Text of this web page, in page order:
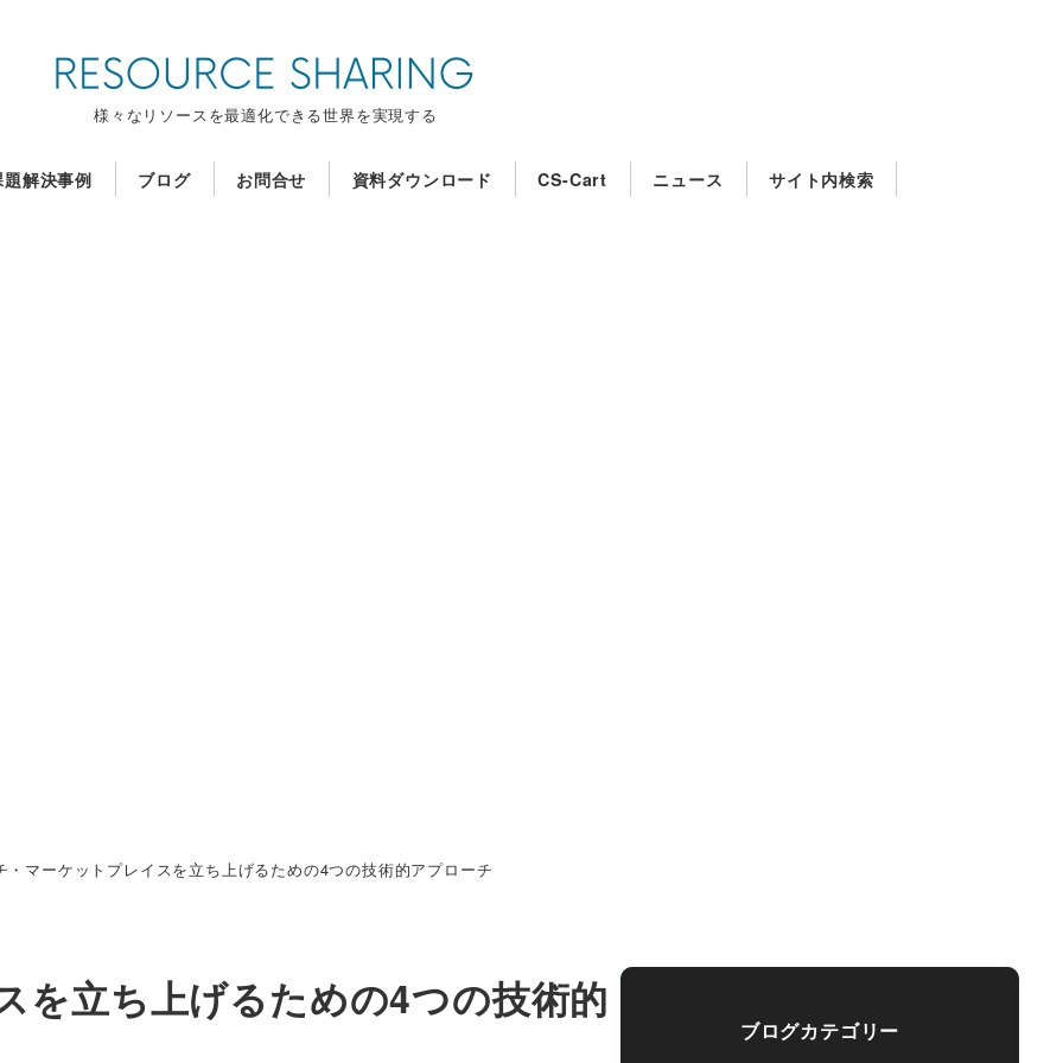
様々なリソースを最適化できる世界を実現する
題解決事例 ブログ お問合せ 資料ダウンロード CS-Cart ニュース サイト内検索
・マーケットプレイスを立ち上げるための4つの技術的アプローチ
を立ち上げるための4つの技術的
ブログカテゴリー